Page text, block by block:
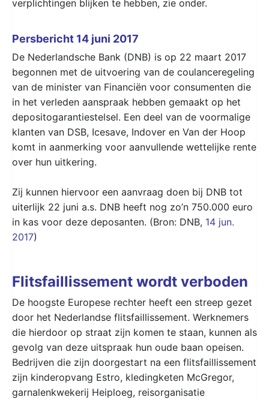
verplichtingen blijken te hebben, zie onder.
Persbericht 14 juni 2017
De Nederlandsche Bank (DNB) is op 22 maart 2017
begonnen met de uitvoering van de coulanceregeling
van de minister van Financiën voor consumenten die
in het verleden aanspraak hebben gemaakt op het
depositogarantiestelsel. Een deel van de voormalige
klanten van DSB, Icesave, Indover en Van der Hoop
komt in aanmerking voor aanvullende wettelijke rente
over hun uitkering.
Zij kunnen hiervoor een aanvraag doen bij DNB tot
uiterlijk 22 juni a.s. DNB heeft nog zo’n 750.000 euro
in kas voor deze deposanten. (Bron: DNB, 14 jun.
2017)
Flitsfaillissement wordt verboden
De hoogste Europese rechter heeft een streep gezet
door het Nederlandse flitsfaillissement. Werknemers
die hierdoor op straat zijn komen te staan, kunnen als
gevolg van deze uitspraak hun oude baan opeisen.
Bedrijven die zijn doorgestart na een flitsfaillissement
zijn kinderopvang Estro, kledingketen McGregor,
garnalenkwekerij Heiploeg, reisorganisatie